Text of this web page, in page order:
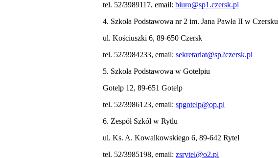
tel. 52/3989117, email:biuro@sp1.czersk.pl
4. Szkoła Podstawowa nr 2 im. Jana Pawła II w Czersku
ul. Kościuszki 6, 89-650 Czersk
tel. 52/3984233, email:sekretariat@sp2czersk.pl
5. Szkoła Podstawowa w Gotelpiu
Gotelp 12, 89-651 Gotelp
tel. 52/3986123, email:spgotelp@op.pl
6. Zespół Szkół w Rytlu
ul. Ks. A. Kowalkowskiego 6, 89-642 Rytel
tel. 52/3985198, email:zsrytel@o2.pl